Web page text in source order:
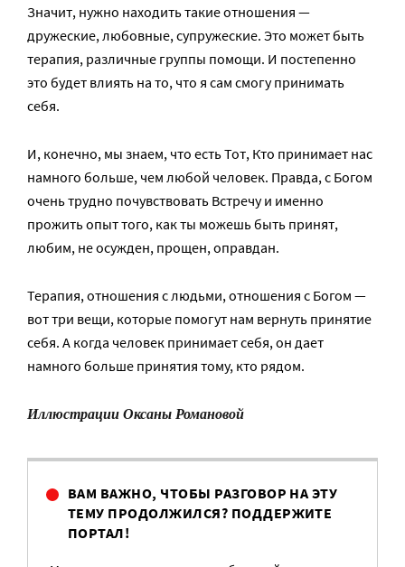
Значит, нужно находить такие отношения —
дружеские, любовные, супружеские. Это может быть
терапия, различные группы помощи. И постепенно
это будет влиять на то, что я сам смогу принимать
себя.
И, конечно, мы знаем, что есть Тот, Кто принимает нас
намного больше, чем любой человек. Правда, с Богом
очень трудно почувствовать Встречу и именно
прожить опыт того, как ты можешь быть принят,
любим, не осужден, прощен, оправдан.
Терапия, отношения с людьми, отношения с Богом —
вот три вещи, которые помогут нам вернуть принятие
себя. А когда человек принимает себя, он дает
намного больше принятия тому, кто рядом.
Иллюстрации Оксаны Романовой
ВАМ ВАЖНО, ЧТОБЫ РАЗГОВОР НА ЭТУ
ТЕМУ ПРОДОЛЖИЛСЯ? ПОДДЕРЖИТЕ
ПОРТАЛ!